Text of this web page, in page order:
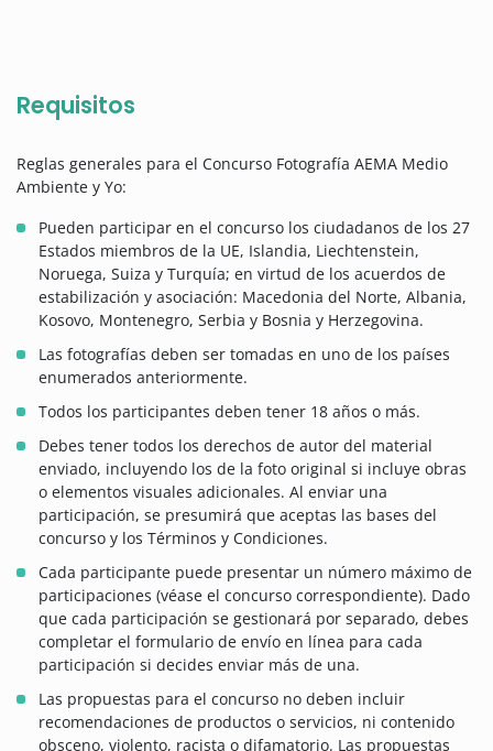
Requisitos
Reglas generales para el Concurso Fotografía AEMA Medio
Ambiente y Yo:
Pueden participar en el concurso los ciudadanos de los 27
Estados miembros de la UE, Islandia, Liechtenstein,
Noruega, Suiza y Turquía; en virtud de los acuerdos de
estabilización y asociación: Macedonia del Norte, Albania,
Kosovo, Montenegro, Serbia y Bosnia y Herzegovina.
Las fotografías deben ser tomadas en uno de los países
enumerados anteriormente.
Todos los participantes deben tener 18 años o más.
Debes tener todos los derechos de autor del material
enviado, incluyendo los de la foto original si incluye obras
o elementos visuales adicionales. Al enviar una
participación, se presumirá que aceptas las bases del
concurso y los Términos y Condiciones.
Cada participante puede presentar un número máximo de
participaciones (véase el concurso correspondiente). Dado
que cada participación se gestionará por separado, debes
completar el formulario de envío en línea para cada
participación si decides enviar más de una.
Las propuestas para el concurso no deben incluir
recomendaciones de productos o servicios, ni contenido
obsceno, violento, racista o difamatorio. Las propuestas